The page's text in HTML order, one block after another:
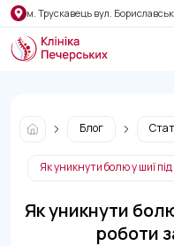
м. Трускавець вул.
Блог
Як уникнути болю у шиї
Як уникнути
роботи